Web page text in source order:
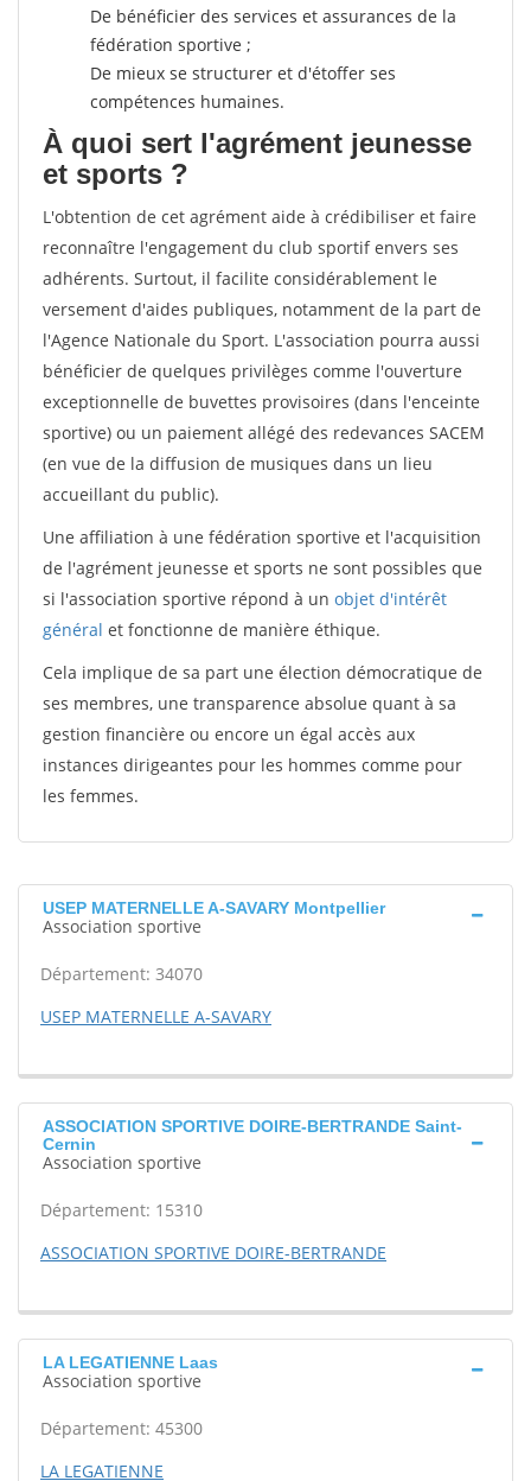
De bénéficier des services et assurances de la
fédération sportive ;
De mieux se structurer et d'étoffer ses
compétences humaines.
À quoi sert l'agrément jeunesse
et sports ?
L'obtention de cet agrément aide à crédibiliser et faire
reconnaître l'engagement du club sportif envers ses
adhérents. Surtout, il facilite considérablement le
versement d'aides publiques, notamment de la part de
l'Agence Nationale du Sport. L'association pourra aussi
bénéficier de quelques privilèges comme l'ouverture
exceptionnelle de buvettes provisoires (dans l'enceinte
sportive) ou un paiement allégé des redevances SACEM
(en vue de la diffusion de musiques dans un lieu
accueillant du public).
Une affiliation à une fédération sportive et l'acquisition
de l'agrément jeunesse et sports ne sont possibles que
si l'association sportive répond à un objet d'intérêt
général et fonctionne de manière éthique.
Cela implique de sa part une élection démocratique de
ses membres, une transparence absolue quant à sa
gestion financière ou encore un égal accès aux
instances dirigeantes pour les hommes comme pour
les femmes.
USEP MATERNELLE A-SAVARY Montpellier
Association sportive
Département: 34070
USEP MATERNELLE A-SAVARY
ASSOCIATION SPORTIVE DOIRE-BERTRANDE Saint-
Cernin
Association sportive
Département: 15310
ASSOCIATION SPORTIVE DOIRE-BERTRANDE
LA LEGATIENNE Laas
Association sportive
Département: 45300
LA LEGATIENNE